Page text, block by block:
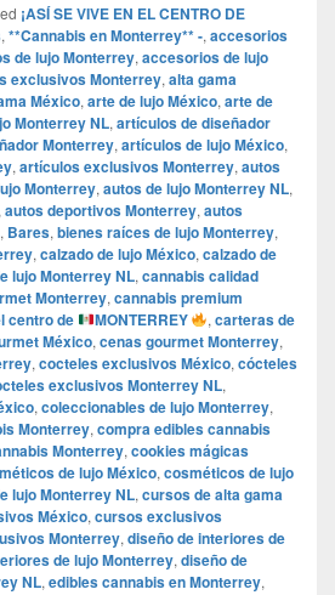
¡ASÍ SE VIVE EN EL CENTRO DE
, **Cannabis en Monterrey** -, accesorios
de lujo Monterrey, accesorios de lujo
exclusivos Monterrey, alta gama
México, arte de lujo México, arte de
Monterrey NL, artículos de diseñador
Monterrey, artículos de lujo México,
, artículos exclusivos Monterrey, autos
Monterrey, autos de lujo Monterrey NL,
autos deportivos Monterrey, autos
, Bares, bienes raíces de lujo Monterrey,
, calzado de lujo México, calzado de
lujo Monterrey NL, cannabis calidad
Monterrey, cannabis premium
centro de MONTERREY ,carteras de
México, cenas gourmet Monterrey,
, cocteles exclusivos México, cócteles
exclusivos Monterrey NL,
, coleccionables de lujo Monterrey,
Monterrey, compra edibles cannabis
Monterrey, cookies mágicas
de lujo México, cosméticos de lujo
lujo Monterrey NL, cursos de alta gama
México, cursos exclusivos
Monterrey, diseño de interiores de
de lujo Monterrey, diseño de
NL, edibles cannabis en Monterrey,